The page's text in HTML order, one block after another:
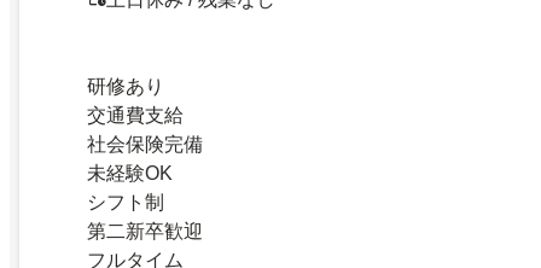
研修あり
交通費支給
社会保険完備
未経験OK
シフト制
第二新卒歓迎
フルタイム